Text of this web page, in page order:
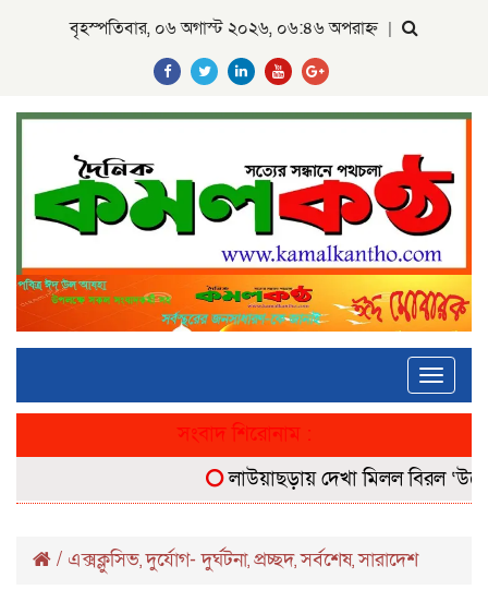
বৃহস্পতিবার, ০৬ অগাস্ট ২০২৬, ০৬:৪৬ অপরাহ্ন |
Toggle
সংবাদ শিরোনাম :
লাউয়াছড়ায় দেখা মিলল বিরল
/ এক্সক্লুসিভ,দুর্যোগ- দুর্ঘটনা, প্রচ্ছদ,সর্বশেষ,সারাদেশ